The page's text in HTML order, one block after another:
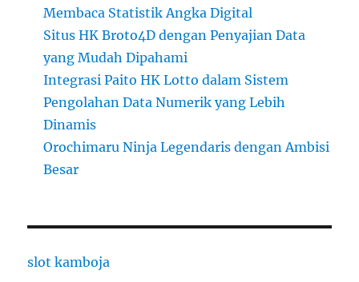
Membaca Statistik Angka Digital
Situs HK Broto4D dengan Penyajian Data
yang Mudah Dipahami
Integrasi Paito HK Lotto dalam Sistem
Pengolahan Data Numerik yang Lebih
Dinamis
Orochimaru Ninja Legendaris dengan Ambisi
Besar
slot kamboja